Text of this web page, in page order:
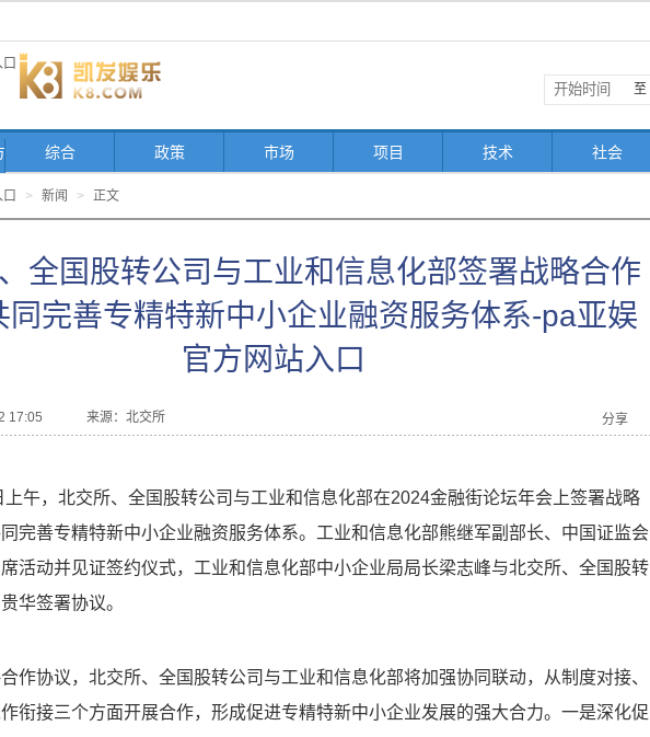
至
综合 政策 市场 项目 技术 社会
> 新闻 > 正文
全国股转公司与工业和信息化部签署战略合作
同完善专精特新中小企业融资服务体系-pa亚娱
官方网站入口
17:05 来源： 北交所 分享
上午，北交所、全国股转公司与工业和信息化部在2024金融街论坛年会上签署战略
完善专精特新中小企业融资服务体系。工业和信息化部熊继军副部长、中国证监会
活动并见证签约仪式，工业和信息化部中小企业局局长梁志峰与北交所、全国股转
华签署协议。
作协议，北交所、全国股转公司与工业和信息化部将加强协同联动，从制度对接、
衔接三个方面开展合作，形成促进专精特新中小企业发展的强大合力。一是深化促